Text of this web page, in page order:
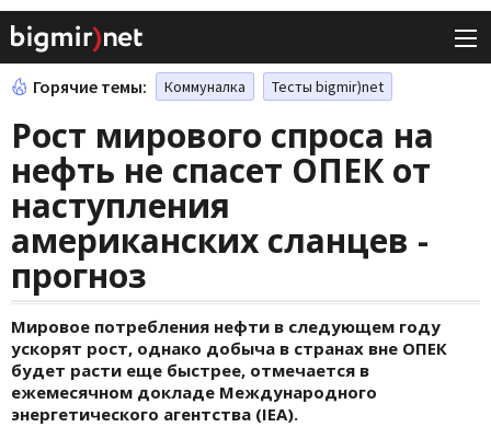
Горячие темы: Коммуналка Тесты bigmir)net
Рост мирового спроса на
нефть не спасет ОПЕК от
наступления
американских сланцев -
прогноз
Мировое потребления нефти в следующем году
ускорят рост, однако добыча в странах вне ОПЕК
будет расти еще быстрее, отмечается в
ежемесячном докладе Международного
энергетического агентства (IEA).